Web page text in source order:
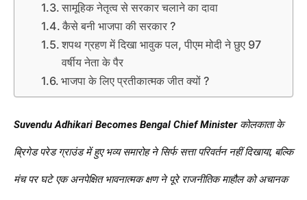
सामूहिक नेतृत्व से सरकार चलाने का दावा
कैसे बनी भाजपा की सरकार ?
शपथ ग्रहण में दिखा भावुक पल, पीएम मोदी ने छुए 97
वर्षीय नेता के पैर
भाजपा के लिए प्रतीकात्मक जीत क्यों ?
Suvendu Adhikari Becomes Bengal Chief Minister कोलकाता के
ब्रिगेड परेड ग्राउंड में हुए भव्य समारोह ने सिर्फ सत्ता परिवर्तन नहीं दिखाया, बल्कि
मंच पर घटे एक अनपेक्षित भावनात्मक क्षण ने पूरे राजनीतिक माहौल को अचानक